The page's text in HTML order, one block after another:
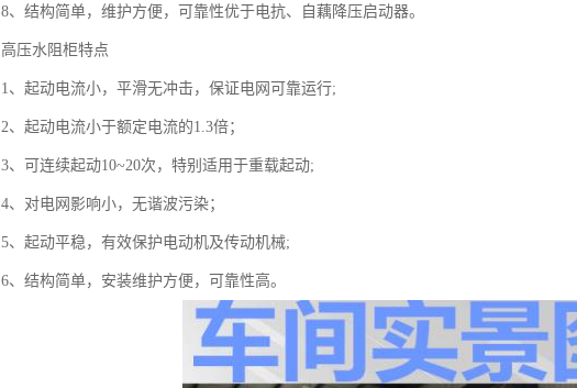
8、结构简单，维护方便，可靠性优于电抗、自藕降压启动器。
高压水阻柜特点
1、起动电流小，平滑无冲击，保证电网可靠运行;
2、起动电流小于额定电流的1.3倍；
3、可连续起动10~20次，特别适用于重载起动;
4、对电网影响小，无谐波污染；
5、起动平稳，有效保护电动机及传动机械;
6、结构简单，安装维护方便，可靠性高。